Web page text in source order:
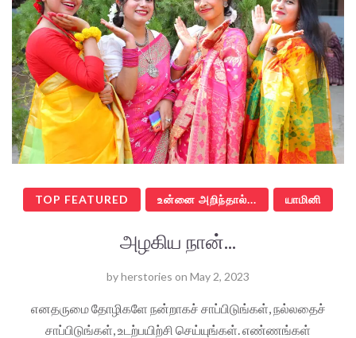
TOP FEATURED உன்னை அறிந்தால்... யாமினி
அழகிய நான்...
byherstories on May 2, 2023
எனதருமை தோழிகளே நன்றாகச் சாப்பிடுங்கள், நல்லதைச்
சாப்பிடுங்கள், உடற்பயிற்சி செய்யுங்கள். எண்ணங்கள்